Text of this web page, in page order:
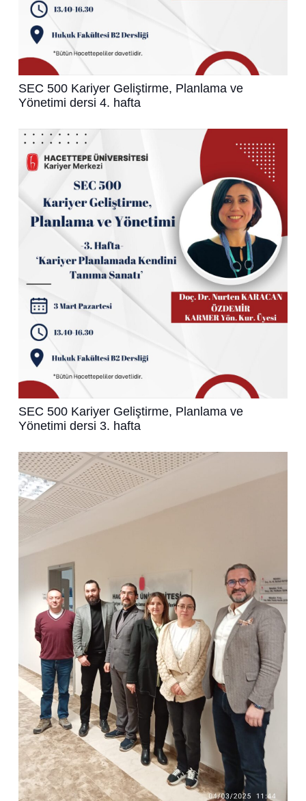
SEC 500 Kariyer Geliştirme, Planlama ve
Yönetimi dersi 4. hafta
SEC 500 Kariyer Geliştirme, Planlama ve
Yönetimi dersi 3. hafta